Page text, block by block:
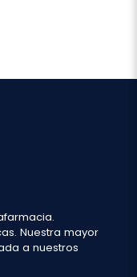
Nuestra mayor
a nuestros